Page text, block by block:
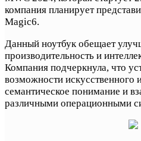
компания планирует
Magic6.
Данный ноутбук обещает
производительность и
Компания подчеркнула, что
возможности искусственного
семантическое понимание и
различными операционными